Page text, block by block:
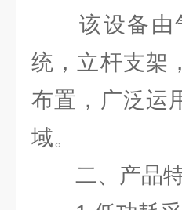
该设备由气
统，立杆支架
布置，广泛运
域。
二、产品